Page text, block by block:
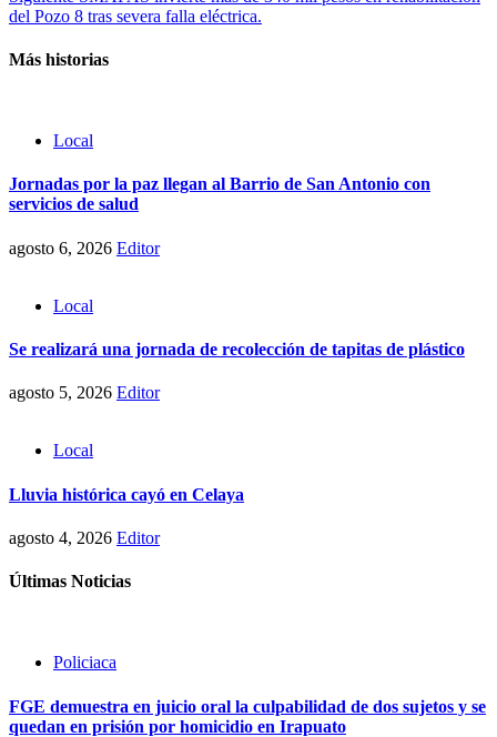
navigation
del Pozo 8 tras severa falla eléctrica.
Más historias
Local
Jornadas por la paz llegan al Barrio de San Antonio con
servicios de salud
agosto 6, 2026 Editor
Local
Se realizará una jornada de recolección de tapitas de plástico
agosto 5, 2026 Editor
Local
Lluvia histórica cayó en Celaya
agosto 4, 2026 Editor
Últimas Noticias
Policiaca
FGE demuestra en juicio oral la culpabilidad de dos sujetos y se
quedan en prisión por homicidio en Irapuato